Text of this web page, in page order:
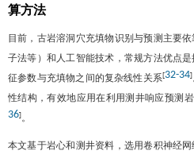
算方法
目前，古岩溶洞穴充填物识别与预测主要
子法等）和人工智能技术，常规方法优点
征参数与充填物之间的复杂线性关系[32-34]
性结构，有效地应用在利用测井响应预测
36]。
本文基于岩心和测井资料，选用卷积神经网